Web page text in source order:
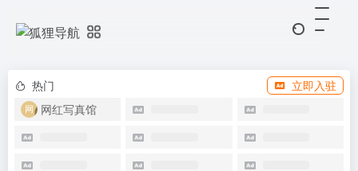
热门
立即入驻
网红写真馆